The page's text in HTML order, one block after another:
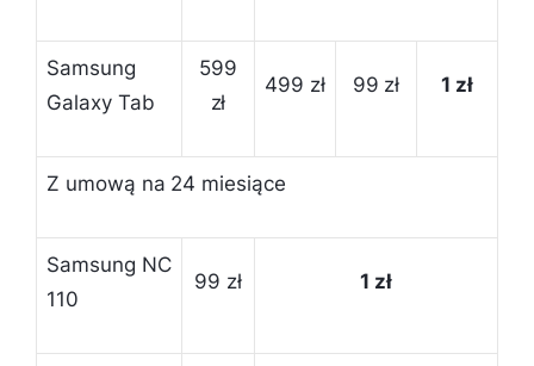
Samsung
Galaxy Tab
599
zł
499 zł 99 zł 1 zł
Z umową na 24 miesiące
Samsung NC
110
99 zł 1 zł